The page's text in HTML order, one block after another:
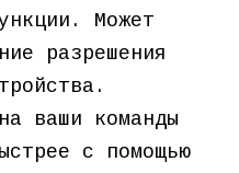
Может
разрешения
ваши команды
с помощью